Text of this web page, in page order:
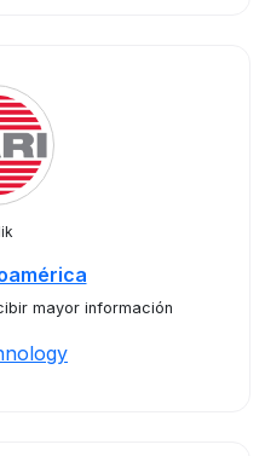
mayor información